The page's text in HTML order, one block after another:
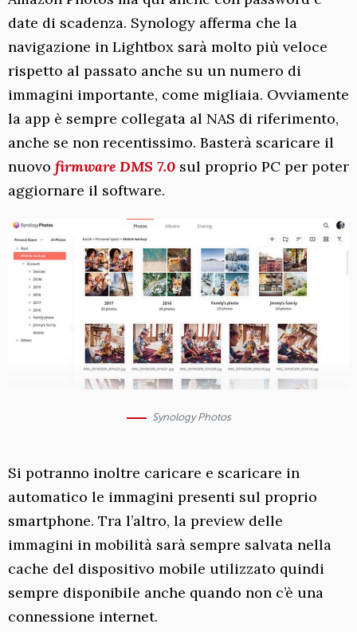
date di scadenza. Synology afferma che la
navigazione in Lightbox sarà molto più veloce
rispetto al passato anche su un numero di
immagini importante, come migliaia. Ovviamente
la app è sempre collegata al NAS di riferimento,
anche se non recentissimo. Basterà scaricare il
nuovo firmware DMS 7.0 sul proprio PC per poter
aggiornare il software.
Synology Photos
Si potranno inoltre caricare e scaricare in
automatico le immagini presenti sul proprio
smartphone. Tra l’altro, la preview delle
immagini in mobilità sarà sempre salvata nella
cache del dispositivo mobile utilizzato quindi
sempre disponibile anche quando non c’è una
connessione internet.